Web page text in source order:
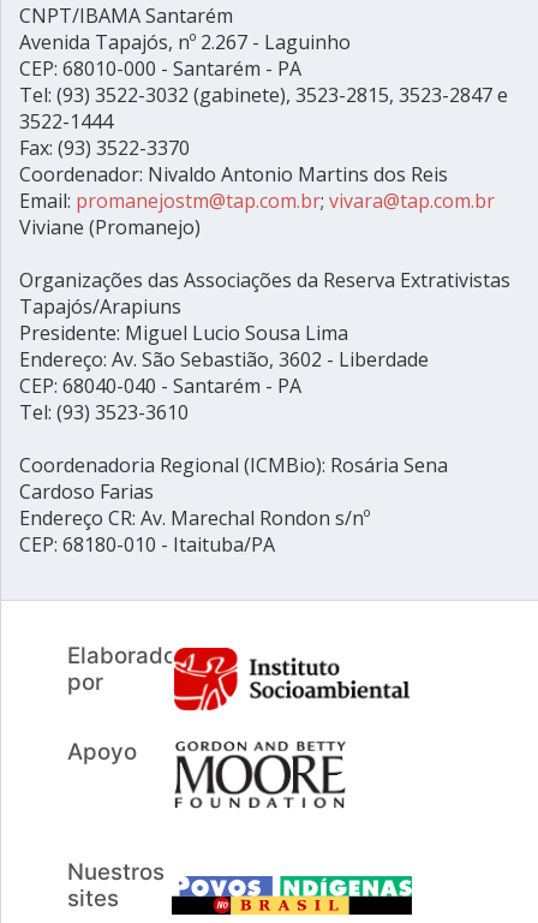
CNPT/IBAMA Santarém
Avenida Tapajós, nº 2.267 - Laguinho
CEP: 68010-000 - Santarém - PA
Tel: (93) 3522-3032 (gabinete), 3523-2815, 3523-2847 e
3522-1444
Fax: (93) 3522-3370
Coordenador: Nivaldo Antonio Martins dos Reis
Email: promanejostm@tap.com.br; vivara@tap.com.br
Viviane (Promanejo)
Organizações das Associações da Reserva Extrativistas
Tapajós/Arapiuns
Presidente: Miguel Lucio Sousa Lima
Endereço: Av. São Sebastião, 3602 - Liberdade
CEP: 68040-040 - Santarém - PA
Tel: (93) 3523-3610
Coordenadoria Regional (ICMBio): Rosária Sena
Cardoso Farias
Endereço CR: Av. Marechal Rondon s/nº
CEP: 68180-010 - Itaituba/PA